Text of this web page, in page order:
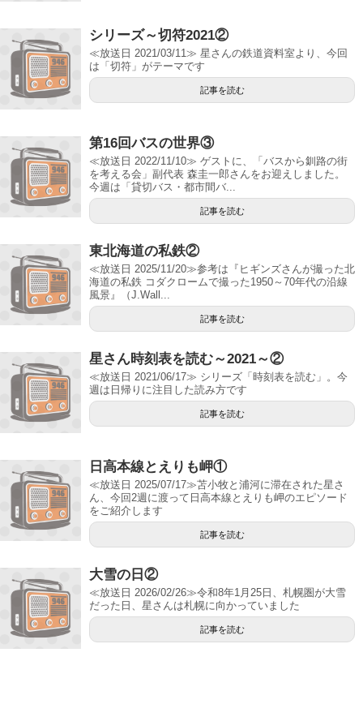
シリーズ～切符2021②
≪放送日 2021/03/11≫ 星さんの鉄道資料室より、今回
は「切符」がテーマです
記事を読む
第16回バスの世界③
≪放送日 2022/11/10≫ ゲストに、「バスから釧路の街
を考える会」副代表 森圭一郎さんをお迎えしました。
今週は「貸切バス・都市間バ...
記事を読む
東北海道の私鉄②
≪放送日 2025/11/20≫参考は『ヒギンズさんが撮った北
海道の私鉄 コダクロームで撮った1950～70年代の沿線
風景』（J.Wall...
記事を読む
星さん時刻表を読む～2021～②
≪放送日 2021/06/17≫ シリーズ「時刻表を読む」。今
週は日帰りに注目した読み方です
記事を読む
日高本線とえりも岬①
≪放送日 2025/07/17≫苫小牧と浦河に滞在された星さ
ん、今回2週に渡って日高本線とえりも岬のエピソード
をご紹介します
記事を読む
大雪の日②
≪放送日 2026/02/26≫令和8年1月25日、札幌圏が大雪
だった日、星さんは札幌に向かっていました
記事を読む